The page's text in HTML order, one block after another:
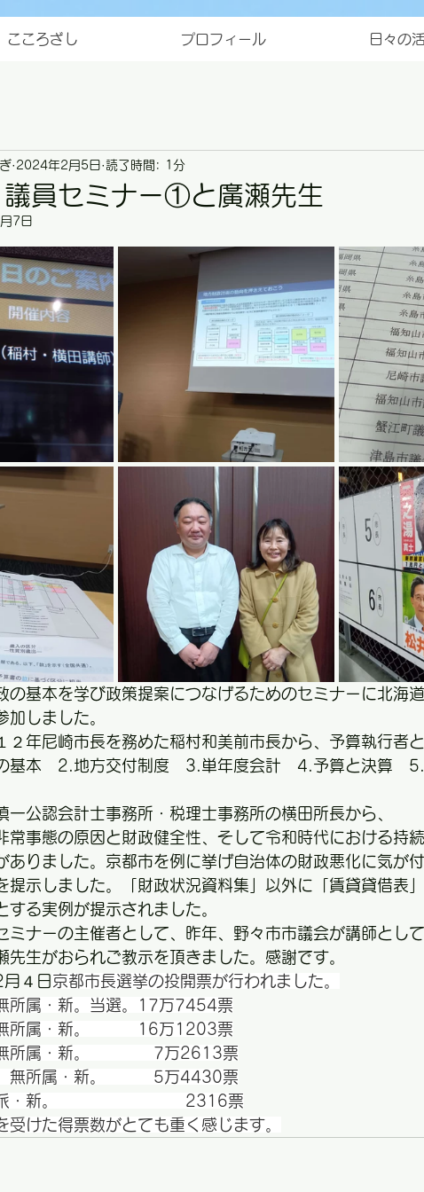
こころざし プロフィール 日々の
議員セミナー①と廣瀬先生
2024年2月5日 読了時間: 1分
7日
NaNと評価されています。
基本を学び政策提案につなげるためのセミナーに北海
加しました。
２年尼崎市長を務めた稲村和美前市長から、予算執行者
基本　2.地方交付制度　3.単年度会計　4.予算と決算　
一公認会計士事務所・税理士事務所の横田所長から、
事態の原因と財政健全性、そして令和時代における持
ありました。京都市を例に挙げ自治体の財政悪化に気が
提示しました。「財政状況資料集」以外に「賃貸貸借表
する実例が提示されました。
ナーの主催者として、昨年、野々市市議会が講師とし
先生がおられご教示を頂きました。感謝です。
４日京都市長選挙の投開票が行われました。
所属・新。当選。17万7454票
所属・新。　　　16万1203票
所属・新。　　　　7万2613票
無所属・新。　　　5万4430票
・新。　　　　　　　　2316票
けた得票数がとても重く感じます。